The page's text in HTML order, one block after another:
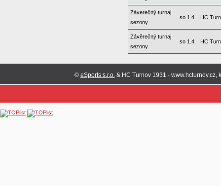
Záverečný turnaj
sezony
so 1.4. HC
Závěrečný turnaj
sezony
so 1.4. HC
© eSports s.r.o.& HC Turnov 1931 -